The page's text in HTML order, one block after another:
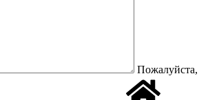
Пожалуйста,